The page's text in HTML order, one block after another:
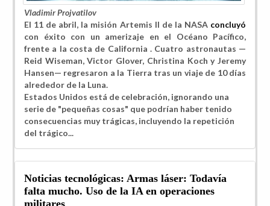
Vladimir Projvatilov
El 11 de abril, la misión Artemis II de la NASA concluyó
con éxito con un amerizaje en el Océano Pacífico,
frente a la costa de California . Cuatro astronautas —
Reid Wiseman, Victor Glover, Christina Koch y Jeremy
Hansen— regresaron a la Tierra tras un viaje de 10 días
alrededor de la Luna.
Estados Unidos está de celebración, ignorando una
serie de "pequeñas cosas" que podrían haber tenido
consecuencias muy trágicas, incluyendo la repetición
del trágico...
Noticias tecnológicas: Armas láser: Todavía
falta mucho. Uso de la IA en operaciones